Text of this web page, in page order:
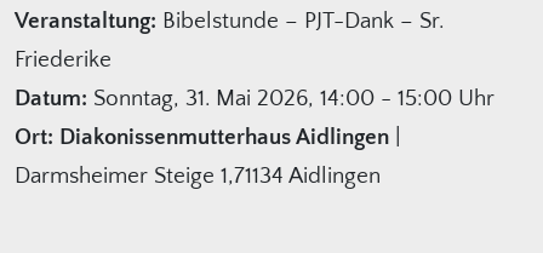
Veranstaltung: Bibelstunde – PJT-Dank – Sr.
Friederike
Datum: Sonntag, 31. Mai 2026, 14:00 - 15:00 Uhr
Ort: Diakonissenmutterhaus Aidlingen
Darmsheimer Steige 1,71134 Aidlingen